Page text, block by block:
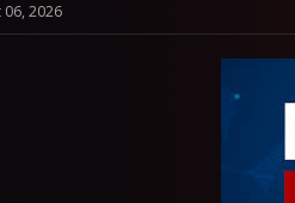
06, 2026